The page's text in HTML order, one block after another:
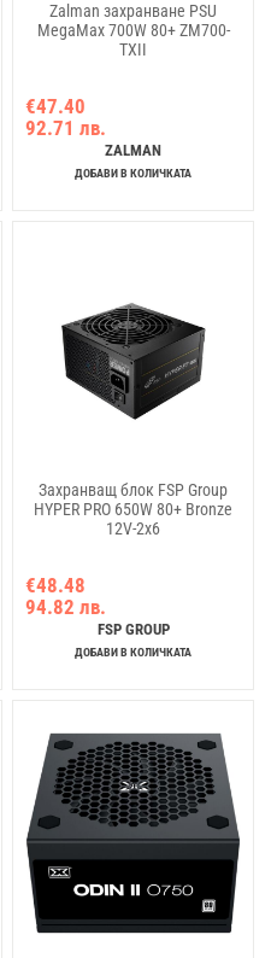
Zalman захранване PSU
MegaMax 700W 80+ ZM700-
TXII
€47.40
92.71 лв.
ZALMAN
ДОБАВИ В КОЛИЧКАТА
Захранващ блок FSP Group
HYPER PRO 650W 80+ Bronze
12V-2x6
€48.48
94.82 лв.
FSP GROUP
ДОБАВИ В КОЛИЧКАТА